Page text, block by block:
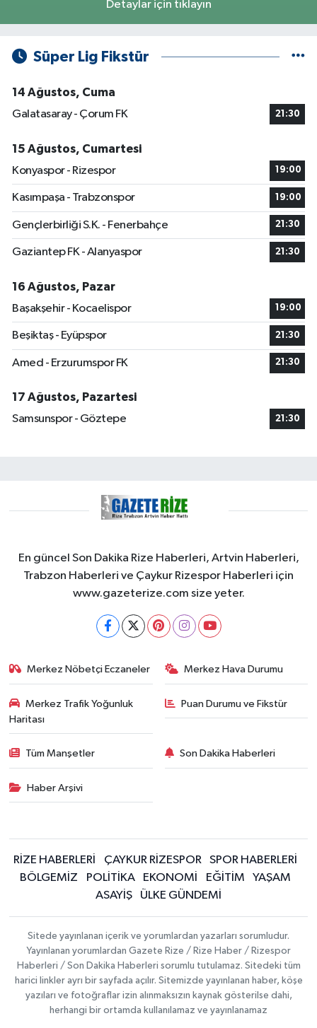
Detaylar için tıklayın
Süper Lig Fikstür
14 Ağustos, Cuma
Galatasaray - Çorum FK
21:30
15 Ağustos, Cumartesi
Konyaspor - Rizespor
19:00
Kasımpaşa - Trabzonspor 19:00
Gençlerbirliği S.K. - Fenerbahçe 21:30
Gaziantep FK - Alanyaspor 21:30
16 Ağustos, Pazar
Başakşehir - Kocaelispor
19:00
Beşiktaş - Eyüpspor 21:30
Amed - Erzurumspor FK 21:30
17 Ağustos, Pazartesi
Samsunspor - Göztepe
21:30
En güncel Son Dakika Rize Haberleri, Artvin Haberleri,
Trabzon Haberleri ve Çaykur Rizespor Haberleri için
www.gazeterize.com size yeter.
Merkez Nöbetçi Eczaneler Merkez Hava Durumu
Merkez Trafik Yoğunluk
Haritası
Puan Durumu ve Fikstür
Tüm Manşetler Son Dakika Haberleri
Haber Arşivi
RİZE HABERLERİ ÇAYKUR RİZESPOR
SPOR HABERLERİ
BÖLGEMİZ
POLİTİKA EKONOMİ EĞİTİM
YAŞAM
ASAYİŞ
ÜLKE GÜNDEMİ
Sitede yayınlanan içerik ve yorumlardan yazarları sorumludur.
Yayınlanan yorumlardan Gazete Rize / Rize Haber / Rizespor
Haberleri / Son Dakika Haberleri sorumlu tutulamaz. Sitedeki tüm
harici linkler ayrı bir sayfada açılır. Sitemizde yayınlanan haber, köşe
yazıları ve fotoğraflar izin alınmaksızın kaynak gösterilse dahi,
herhangi bir ortamda kullanılamaz ve yayınlanamaz